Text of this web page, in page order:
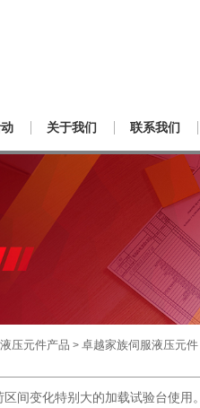
关于我们 联系我们
压元件产品 > 卓越家族伺服液压元件
间变化特别大的加载试验台使用。